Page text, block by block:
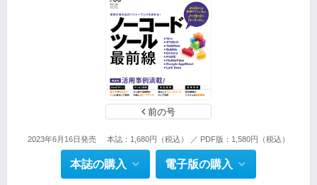
前の号
2023年6月16日発売 本誌：1,680円（税込） ／ PDF版：1,580円（税込）
本誌の購入 電子版の購入